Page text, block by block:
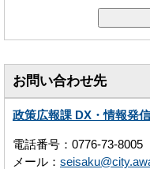
お問い合わせ先
政策広報課 DX・情報発
電話番号：0776-73-
メール：